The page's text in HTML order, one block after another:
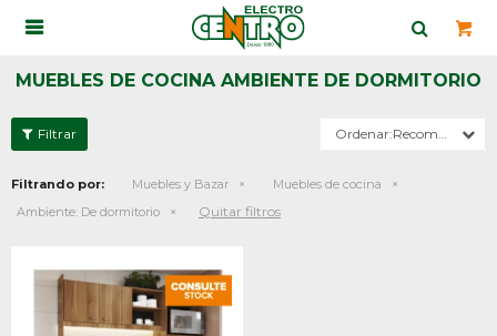

MUEBLES DE COCINA AMBIENTE DE DORMITORIO
Recomendados
Filtrando por: Muebles y Bazar
Muebles de cocina
Ambiente: De dormitorio Quitar filtros